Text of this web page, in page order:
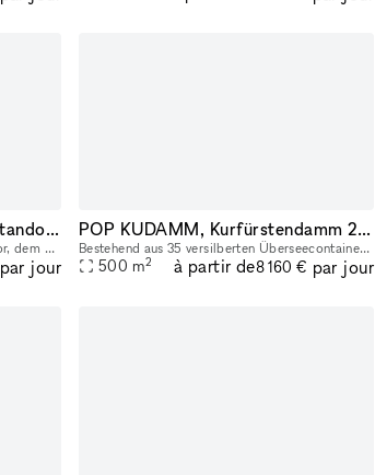
Pop-Up im eleganten Trisor Standort designed by Hadi Teherani
Der elegant designte Standort von Trisor, dem Anbieter für 24/7 zugängliche, hochsichere Wertschließfächer besticht durch das einzigartige Design des Stararchitekten Hadi Teherani. Auf der Eventfläch
par jour
POP KUDAMM, Kurfürstendamm 229, 10719 Berlin
Bestehend aus 35 versilberten Überseecontainern und einer Nutzfläche von 500 qm, geplant und entwickelt in einer Zusammenarbeit mit GRAFT Architects, bietet POP KUDAMM Raum für diverse Nutzungen. Das
500 m2 à partir de8 160 € par jour